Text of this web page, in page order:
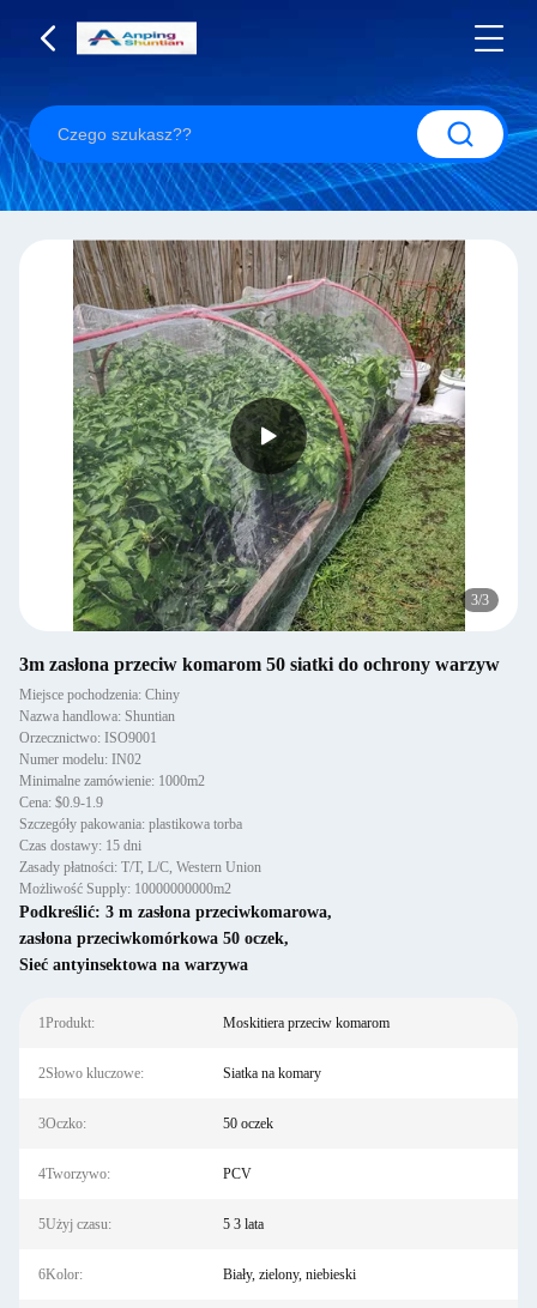
1/3
3m zasłona przeciw komarom 50 siatki do ochrony warzyw
Miejsce pochodzenia: Chiny
Nazwa handlowa: Shuntian
Orzecznictwo: ISO9001
Numer modelu: IN02
Minimalne zamówienie: 1000m2
Cena: $0.9-1.9
Szczegóły pakowania: plastikowa torba
Czas dostawy: 15 dni
Zasady płatności: T/T, L/C, Western Union
Możliwość Supply: 10000000000m2
Podkreślić: 3 m zasłona przeciwkomarowa,
zasłona przeciwkomórkowa 50 oczek,
Sieć antyinsektowa na warzywa
1Produkt: Moskitiera przeciw komarom
2Słowo kluczowe: Siatka na komary
3Oczko: 50 oczek
4Tworzywo: PCV
5Użyj czasu: 5 3 lata
6Kolor: Biały, zielony, niebieski